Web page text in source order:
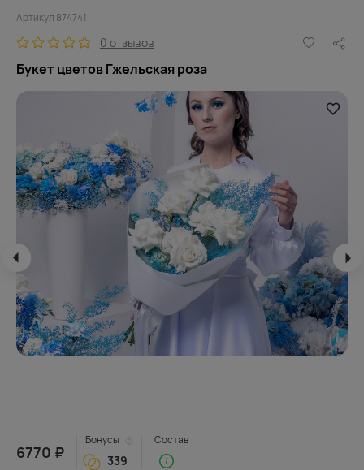
Артикул 874741
0 отзывов
Букет цветов Гжельская роза
6770 ₽
Бонусы
339
Состав